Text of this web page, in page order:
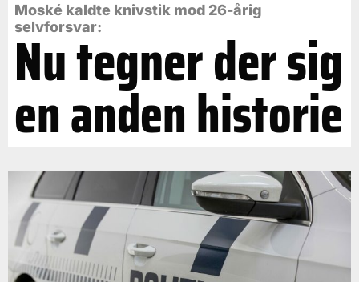
Moské kaldte knivstik mod 26-årig
selvforsvar:
Nu tegner der sig
en anden historie